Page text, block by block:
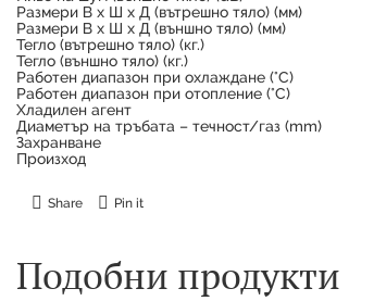
Размери В х Ш х Д (вътрешно тяло) (мм)
Размери В х Ш х Д (външно тяло) (мм)
Тегло (вътрешно тяло) (кг.)
Тегло (външно тяло) (кг.)
Работен диапазон при охлаждане (°C)
Работен диапазон при отопление (°C)
Хладилен агент
Диаметър на тръбата – течност/газ (mm)
Захранване
Произход
Share Pin it
Подобни продукти